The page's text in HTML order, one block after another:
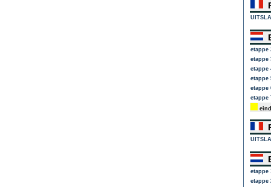
etappe
etappe
etappe
etappe
etappe
etappe
etappe
etappe